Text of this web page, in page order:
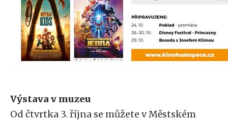
Výstava v muzeu
Od čtvrtka 3. října se můžete v Městském